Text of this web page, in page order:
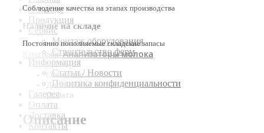
О заводе
Продукция
Сервис
Монтаж оборудования
Строительство ферм
Информация
Статьи / Новости
Политика конфиденциальности
Галерея
Оплата
Доставка
Контакты
Соблюдение качества на этапах производства
Наличие на складе
Постоянно пополняемые складские запасы
Категория:Анализаторы молока
Описание
Доставка
Оплата
Описание